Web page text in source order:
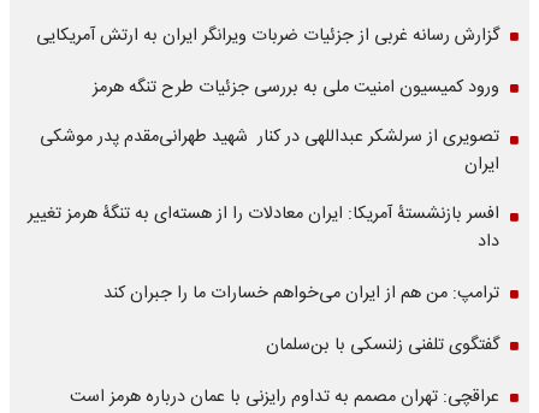
گزارش رسانه غربی از جزئیات ضربات ویرانگر ایران به ارتش آمریکایی
ورود کمیسیون امنیت ملی به بررسی جزئیات طرح تنگه هرمز
تصویری از سرلشکر عبداللهی در کنار شهید طهرانی‌مقدم پدر موشکی
ایران
افسر بازنشستۀ آمریکا: ایران معادلات را از هسته‌ای به تنگۀ هرمز تغییر
داد
ترامپ: من هم از ایران می‌خواهم خسارات ما را جبران کند
گفتگوی تلفنی زلنسکی با بن‌سلمان
عراقچی: تهران مصمم به تداوم رایزنی با عمان درباره هرمز است